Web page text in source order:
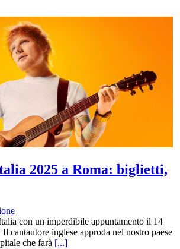
2025 a Roma: biglietti,
con un imperdibile appuntamento il 14
cantautore inglese approda nel nostro paese
che farà [...]